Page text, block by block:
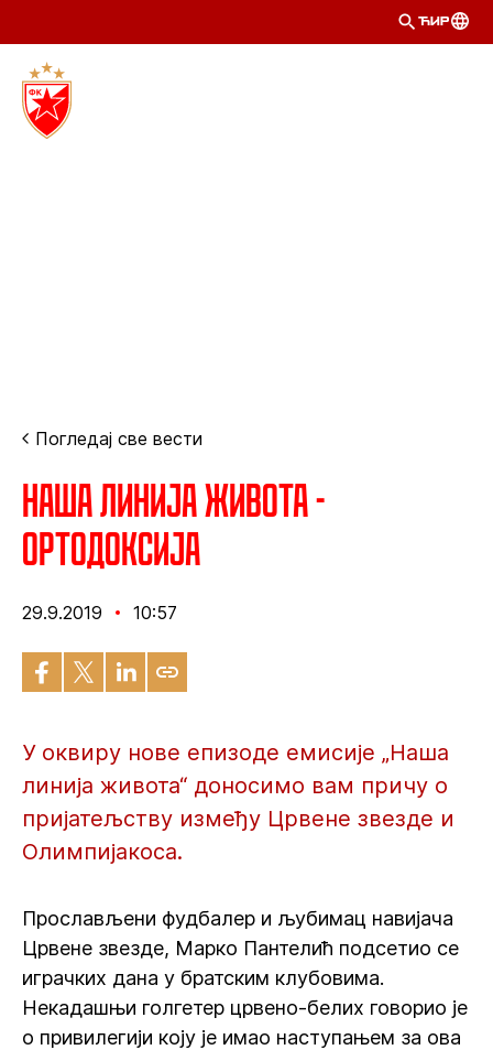
ЋИР
Погледај све вести
Наша линија живота -
Ортодоксија
29.9.2019 10:57
У оквиру нове епизоде емисије „Наша
линија живота“ доносимо вам причу о
пријатељству између Црвене звезде и
Олимпијакоса.
Прослављени фудбалер и љубимац навијача
Црвене звезде, Марко Пантелић подсетио се
играчких дана у братским клубовима.
Некадашњи голгетер црвено-белих говорио је
о привилегији коју је имао наступањем за ова